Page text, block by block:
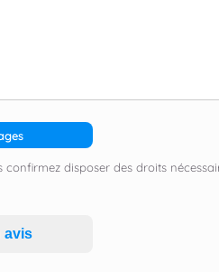
confirmez disposer des droits
avis